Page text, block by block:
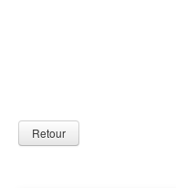
Retour